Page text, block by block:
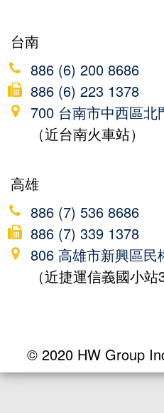
台南
886 (6) 200 8686
886 (6) 223 1378
700 台南市中西區
（近台南火車站）
高雄
886 (7) 536 8686
886 (7) 339 1378
806 高雄市新興區民
（近捷運信義國小站
© 2020 HW Group